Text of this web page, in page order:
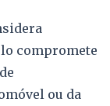
compromete
ou da